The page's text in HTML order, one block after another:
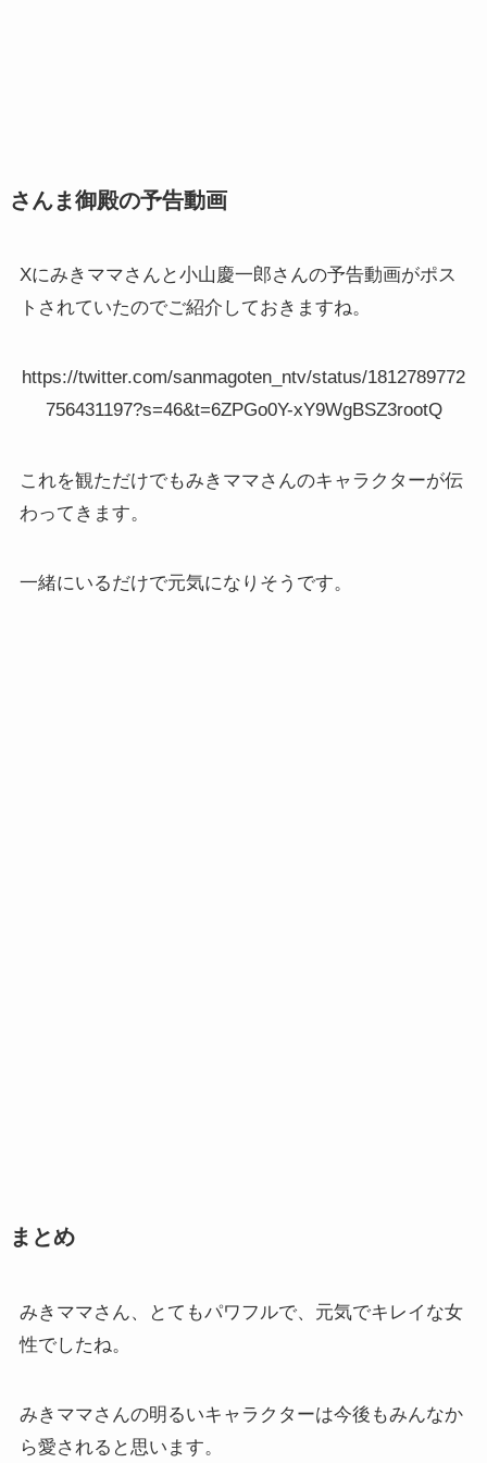
さんま御殿の予告動画
Xにみきママさんと小山慶一郎さんの予告動画がポス
トされていたのでご紹介しておきますね。
https://twitter.com/sanmagoten_ntv/status/1812789772
756431197?s=46&t=6ZPGo0Y-xY9WgBSZ3rootQ
これを観ただけでもみきママさんのキャラクターが伝
わってきます。
一緒にいるだけで元気になりそうです。
まとめ
みきママさん、とてもパワフルで、元気でキレイな女
性でしたね。
みきママさんの明るいキャラクターは今後もみんなか
ら愛されると思います。